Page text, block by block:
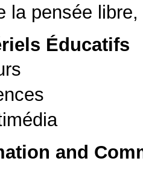
la pensée
Éducatifs
and